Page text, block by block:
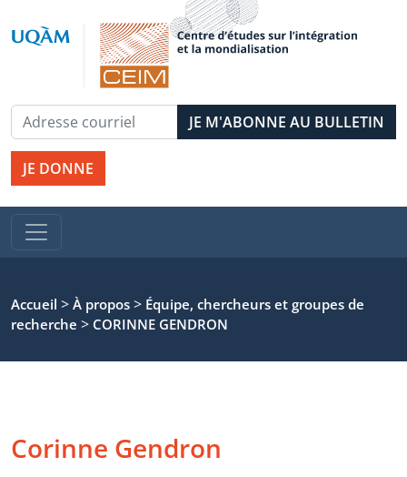
JE DONNE
Accueil > À propos > Équipe, chercheurs et groupes de
recherche > CORINNE GENDRON
Corinne Gendron